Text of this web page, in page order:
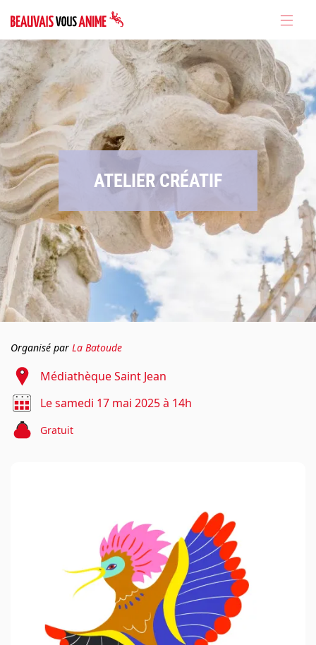
ATELIER CRÉATIF
Organisé par La Batoude
Médiathèque Saint Jean
Le samedi 17 mai 2025 à 14h
Gratuit